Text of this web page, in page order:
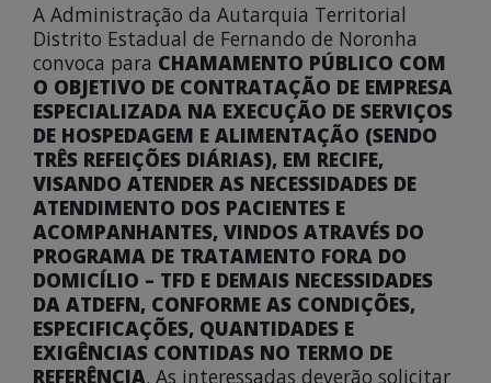
A Administração da Autarquia Territorial
Distrito Estadual de Fernando de Noronha
convoca para CHAMAMENTO PÚBLICO COM
O OBJETIVO DE CONTRATAÇÃO DE EMPRESA
ESPECIALIZADA NA EXECUÇÃO DE SERVIÇOS
DE HOSPEDAGEM E ALIMENTAÇÃO (SENDO
TRÊS REFEIÇÕES DIÁRIAS), EM RECIFE,
VISANDO ATENDER AS NECESSIDADES DE
ATENDIMENTO DOS PACIENTES E
ACOMPANHANTES, VINDOS ATRAVÉS DO
PROGRAMA DE TRATAMENTO FORA DO
DOMICÍLIO – TFD E DEMAIS NECESSIDADES
DA ATDEFN, CONFORME AS CONDIÇÕES,
ESPECIFICAÇÕES, QUANTIDADES E
EXIGÊNCIAS CONTIDAS NO TERMO DE
REFERÊNCIA. As interessadas deverão solicitar